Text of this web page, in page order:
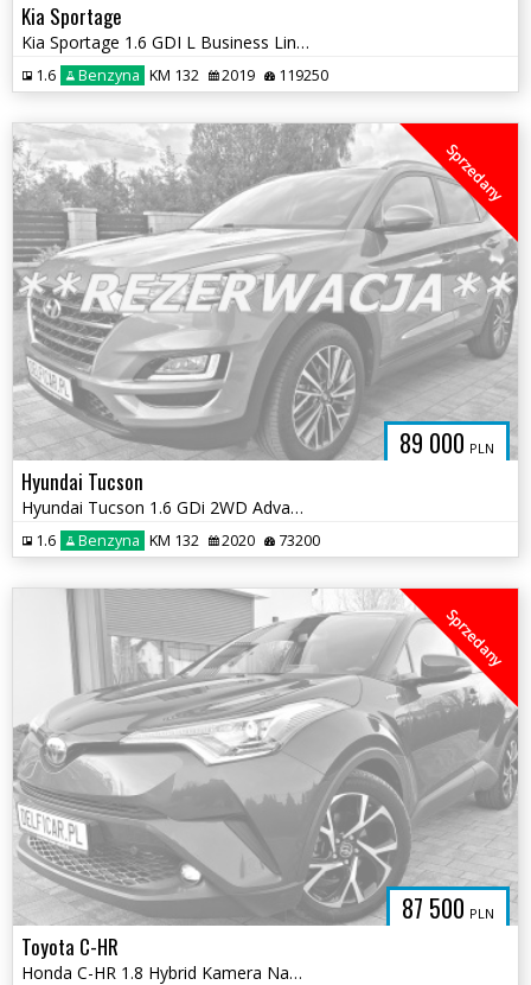
Kia Sportage
Kia Sportage 1.6 GDI L Business Line Plus 2WD
1.6 Benzyna KM 132 2019 119250
89 000 PLN
Sprzedany
Hyundai Tucson
Hyundai Tucson 1.6 GDi 2WD Advantage
1.6 Benzyna KM 132 2020 73200
87 500 PLN
Sprzedany
Toyota C-HR
Honda C-HR 1.8 Hybrid Kamera Navigacja 2 Kpl Kół